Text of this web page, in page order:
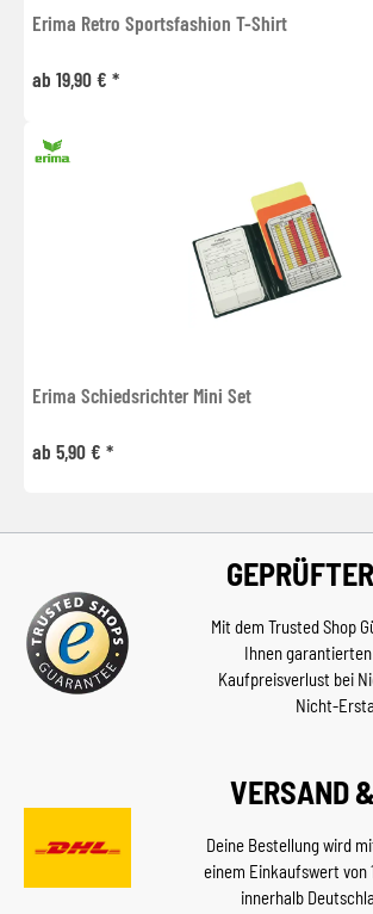
Erima Retro Sportsfashion T-Shirt
ab 19,90 € *
Erima Schiedsrichter Mini Set
ab 5,90 € *
Mit dem Trusted Shop
Ihnen
Kaufpreisverlust bei
Nicht-
VERSAND
Deine Bestellung wird
einem Einkaufswert von
innerhalb